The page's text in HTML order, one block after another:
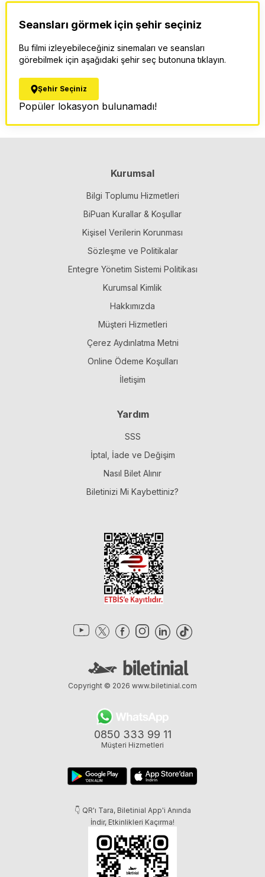
Seansları görmek için şehir seçiniz
Bu filmi izleyebileceğiniz sinemaları ve seansları
görebilmek için aşağıdaki şehir seç butonuna tıklayın.
Şehir Seçiniz
Popüler lokasyon bulunamadı!
Kurumsal
Bilgi Toplumu Hizmetleri
BiPuan Kurallar & Koşullar
Kişisel Verilerin Korunması
Sözleşme ve Politikalar
Entegre Yönetim Sistemi Politikası
Kurumsal Kimlik
Hakkımızda
Müşteri Hizmetleri
Çerez Aydınlatma Metni
Online Ödeme Koşulları
İletişim
Yardım
SSS
İptal, İade ve Değişim
Nasıl Bilet Alınır
Biletinizi Mi Kaybettiniz?
0850 333 99 11
Müşteri Hizmetleri
👇 QR'ı Tara, Biletinial App'i Anında
İndir, Etkinlikleri Kaçırma!
Copyright © 2026 www.biletinial.com